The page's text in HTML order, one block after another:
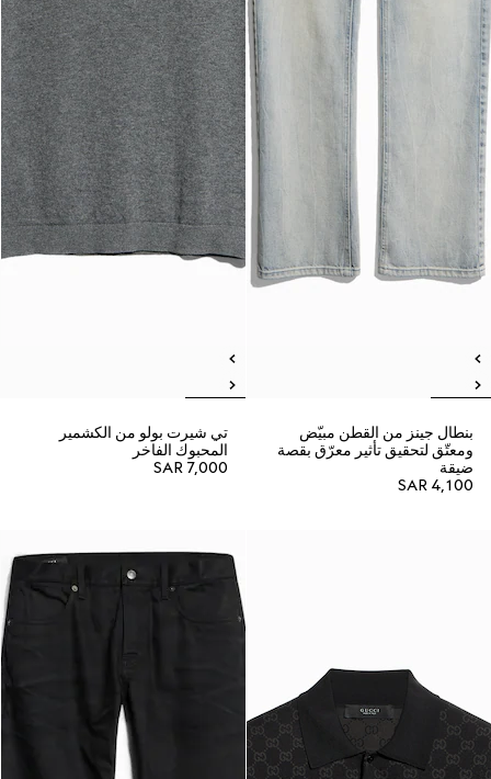
بنطال جينز من القطن مبيّض
ومعتّق لتحقيق تأثير معرّق بقصة
ضيقة
SAR 4,100
تي شيرت بولو من الكشمير
المحبوك الفاخر
SAR 7,000